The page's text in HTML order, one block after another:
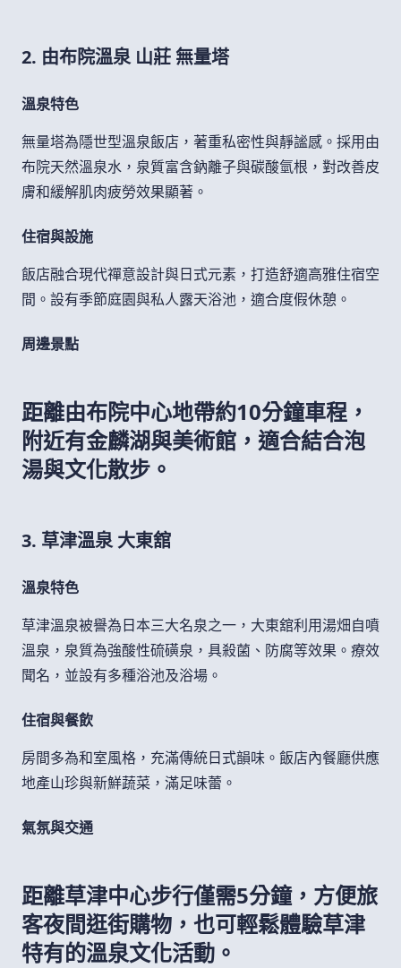
2. 由布院溫泉 山莊 無量塔
溫泉特色
無量塔為隱世型溫泉飯店，著重私密性與靜謐感。採用由
布院天然溫泉水，泉質富含鈉離子與碳酸氫根，對改善皮
膚和緩解肌肉疲勞效果顯著。
住宿與設施
飯店融合現代禪意設計與日式元素，打造舒適高雅住宿空
間。設有季節庭園與私人露天浴池，適合度假休憩。
周邊景點
距離由布院中心地帶約10分鐘車程，
附近有金麟湖與美術館，適合結合泡
湯與文化散步。
3. 草津溫泉 大東舘
溫泉特色
草津溫泉被譽為日本三大名泉之一，大東舘利用湯畑自噴
溫泉，泉質為強酸性硫磺泉，具殺菌、防腐等效果。療效
聞名，並設有多種浴池及浴場。
住宿與餐飲
房間多為和室風格，充滿傳統日式韻味。飯店內餐廳供應
地產山珍與新鮮蔬菜，滿足味蕾。
氣氛與交通
距離草津中心步行僅需5分鐘，方便旅
客夜間逛街購物，也可輕鬆體驗草津
特有的溫泉文化活動。